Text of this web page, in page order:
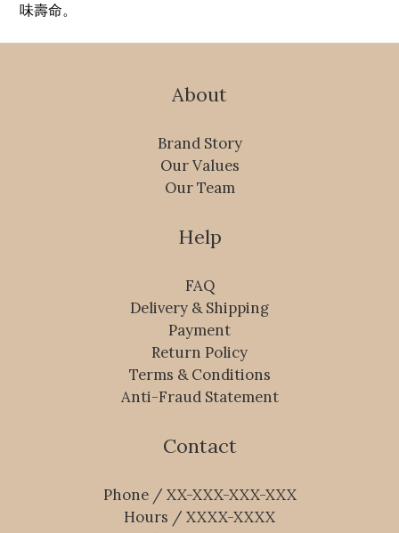
味壽命。
About
Brand Story
Our Values
Our Team
Help
FAQ
Delivery & Shipping
Payment
Return Policy
Terms & Conditions
Anti-Fraud Statement
Contact
Phone / XX-XXX-XXX-XXX
Hours / XXXX-XXXX